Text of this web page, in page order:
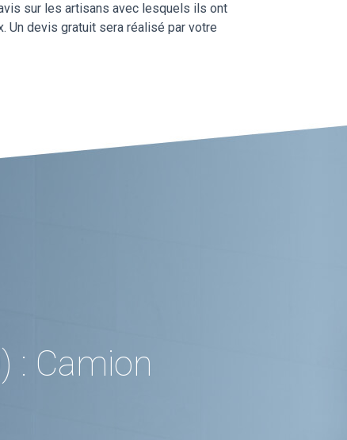
sur les artisans avec lesquels ils ont
Un devis gratuit sera réalisé par votre
: Camion